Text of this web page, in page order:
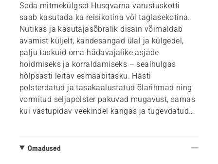
Seda mitmekülgset Husqvarna varustuskotti
saab kasutada ka reisikotina või taglasekotina.
Nutikas ja kasutajasõbralik disain võimaldab
avamist küljelt, kandesangad ülal ja külgedel,
palju taskuid oma hädavajalike asjade
hoidmiseks ja korraldamiseks – sealhulgas
hõlpsasti leitav esmaabitasku. Hästi
polsterdatud ja tasakaalustatud õlarihmad ning
vormitud seljapolster pakuvad mugavust, samas
kui vastupidav veekindel kangas ja tugevdatud
Omadused